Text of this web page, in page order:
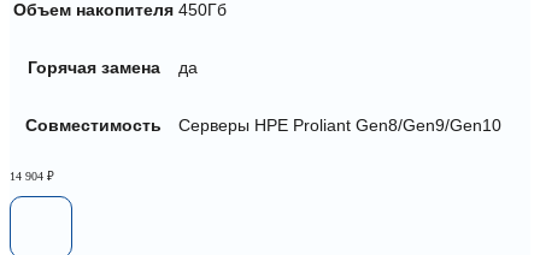
Объем накопителя 450Гб
Горячая замена да
Совместимость Серверы HPE Proliant Gen8/Gen9/Gen10
14 904 ₽